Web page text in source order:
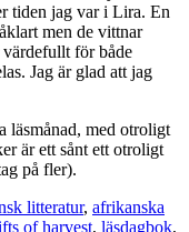
tiden jag var i Lira. En
men de vittnar
värdefullt för både
Jag är glad att jag
läsmånad, med otroligt
är ett sånt ett otroligt
på fler).
litteratur, afrikanska
of harvest, läsdagbok,